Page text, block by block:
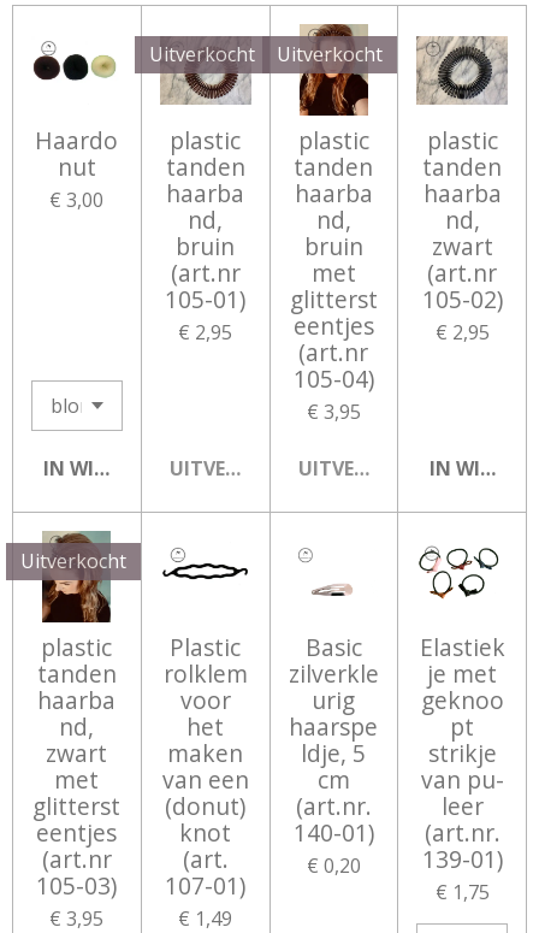
Haardo
nut
€ 3,00
IN WINKELWAGEN
Uitverkocht
plastic
tanden
haarba
nd,
bruin
(art.nr
105-01)
€ 2,95
UITVERKOCHT
Uitverkocht
plastic
tanden
haarba
nd,
bruin
met
glitterst
eentjes
(art.nr
105-04)
€ 3,95
UITVERKOCHT
plastic
tanden
haarba
nd,
zwart
(art.nr
105-02)
€ 2,95
IN
Uitverkocht
plastic
tanden
haarba
nd,
zwart
met
glitterst
eentjes
(art.nr
105-03)
€ 3,95
Plastic
rolklem
voor
het
maken
van een
(donut)
knot
(art.
107-01)
€ 1,49
Basic
zilverkle
urig
haarspe
ldje, 5
cm
(art.nr.
140-01)
€ 0,20
Elastiek
je met
geknoo
pt
strikje
van pu-
leer
(art.nr.
139-01)
€ 1,75